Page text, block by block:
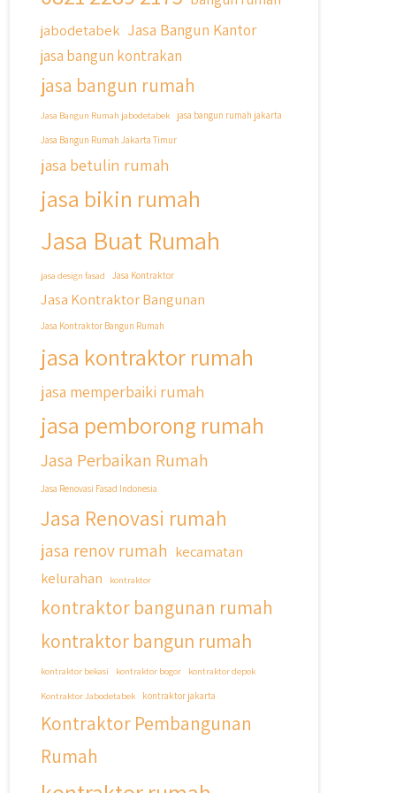
Cicilan ?? 🤗
Untuk informasi lebih lanjut terkait
program cicilan ini temen temen bisa
langsung klik link di bio yaa
#jasabangunrumahjakarta
#jasarenovasirumahjakarta
#kontraktorbangunan
#kontraktorbangunanrumah
#kontraktorbangunanjakarta
#kontraktorinteriorjakarta
#jasarenovasirumahbekasi
#jasadesainrumahmurah
#jasadesainrumahjakarta
#jasabangunrumahjabodetabek
jabodetabek Jasa Bangun Kantor
jasa bangun kontrakan
jasa bangun rumah
Jasa Bangun Rumah jabodetabek
jasa bangun rumah jakarta
Jasa Bangun Rumah Jakarta Timur
jasa betulin rumah
jasa bikin rumah
Jasa Buat Rumah
jasa design fasad Jasa Kontraktor
Jasa Kontraktor Bangunan
Jasa Kontraktor Bangun Rumah
jasa kontraktor rumah
jasa memperbaiki rumah
jasa pemborong rumah
Jasa Perbaikan Rumah
Jasa Renovasi Fasad Indonesia
Jasa Renovasi rumah
jasa renov rumah kecamatan
kelurahan
kontraktor
kontraktor bangunan rumah
kontraktor bangun rumah
kontraktor bekasi kontraktor bogor
kontraktor depok
Kontraktor Jabodetabek
kontraktor jakarta
Kontraktor Pembangunan
Rumah